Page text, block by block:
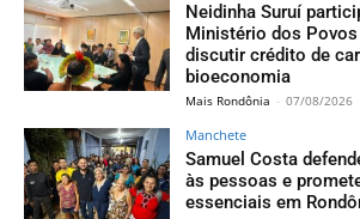
Neidinha Suruí
Ministério dos
discutir crédito de
bioeconomia
Mais Rondônia - 07/08/2026
Manchete
Samuel Costa
às pessoas e
essenciais em